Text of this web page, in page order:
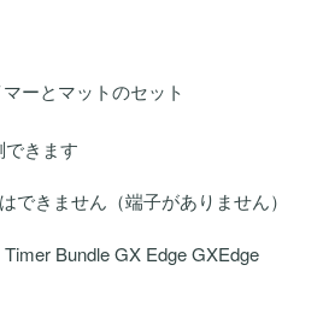
ーとマットのセット
できます
できません（端子がありません）
Bundle GX Edge GXEdge